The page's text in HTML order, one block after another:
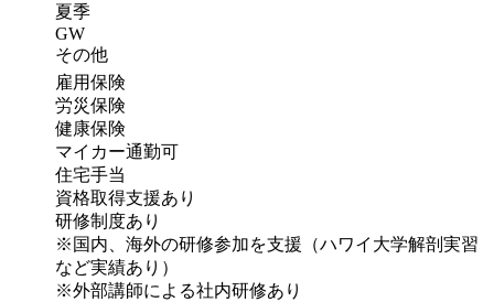
夏季
GW
その他
雇用保険
労災保険
健康保険
マイカー通勤可
住宅手当
資格取得支援あり
研修制度あり
※国内、海外の研修参加を支援（ハワイ大学解剖実習
など実績あり）
※外部講師による社内研修あり